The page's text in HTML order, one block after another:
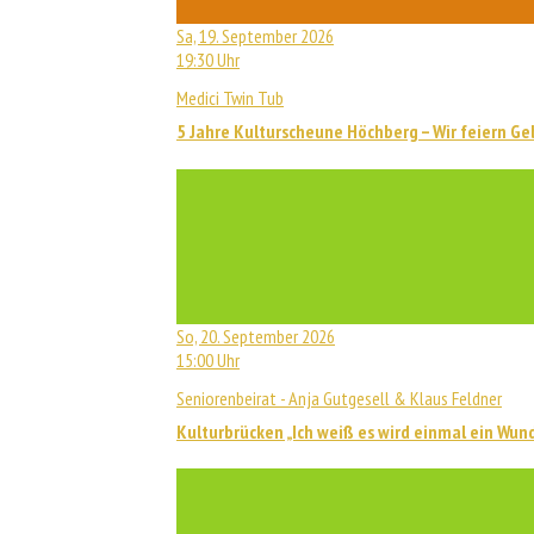
Sa, 19. September 2026
19:30 Uhr
Medici Twin Tub
5 Jahre Kulturscheune Höchberg – Wir feiern
So, 20. September 2026
15:00 Uhr
Seniorenbeirat - Anja Gutgesell & Klaus Feldner
Kulturbrücken „Ich weiß es wird einmal ein